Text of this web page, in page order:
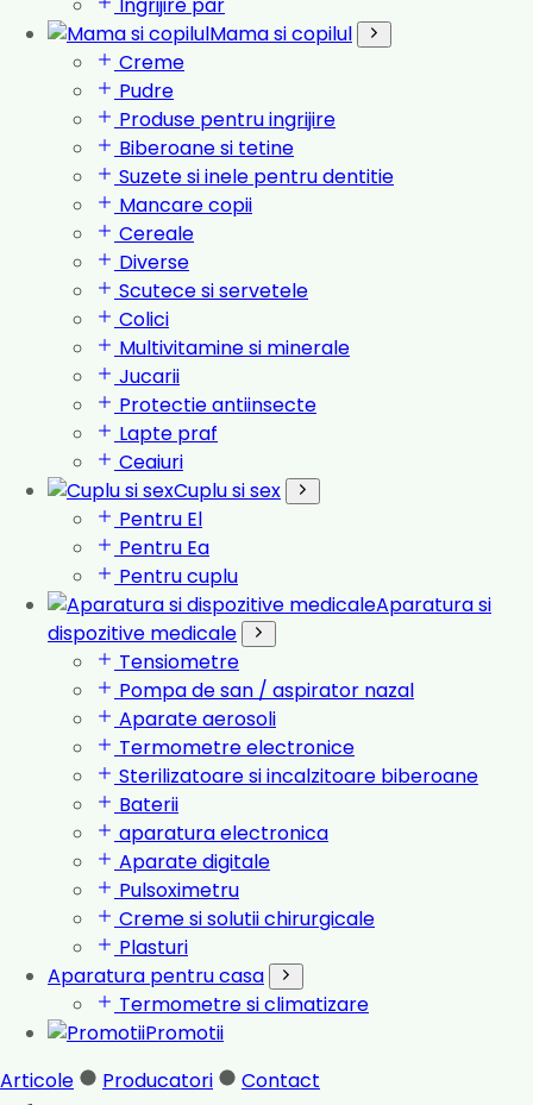
Mama si copilul
Creme
Pudre
Produse pentru ingrijire
Biberoane si tetine
Suzete si inele pentru dentitie
Mancare copii
Cereale
Diverse
Scutece si servetele
Colici
Multivitamine si minerale
Jucarii
Protectie antiinsecte
Lapte praf
Ceaiuri
Cuplu si sex
Pentru El
Pentru Ea
Pentru cuplu
Aparatura si
dispozitive medicale
Tensiometre
Pompa de san / aspirator nazal
Aparate aerosoli
Termometre electronice
Sterilizatoare si incalzitoare biberoane
Baterii
aparatura electronica
Aparate digitale
Pulsoximetru
Creme si solutii chirurgicale
Plasturi
Aparatura pentru casa
Termometre si climatizare
Promotii
Articole
Producatori Contact